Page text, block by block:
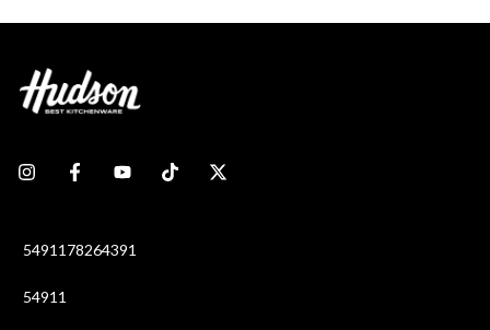
5491178264391
54911